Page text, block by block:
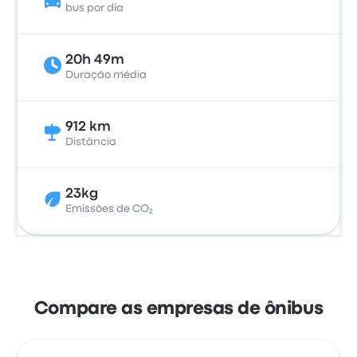
bus por dia
20h 49m
Duração média
912 km
Distância
23kg
Emissões de CO₂
Compare as empresas de ônibus